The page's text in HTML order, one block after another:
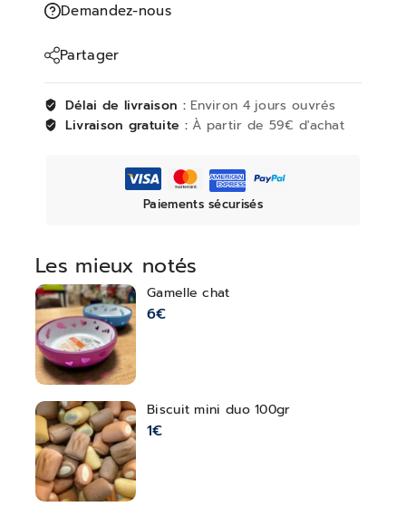
Les mieux notés
Gamelle chat
6€
Biscuit mini duo 100gr
1€
Demandez-nous
Partager
Délai de livraison : Environ 4 jours ouvrés
Livraison gratuite :À partir de 59€ d'achat
Paiements sécurisés